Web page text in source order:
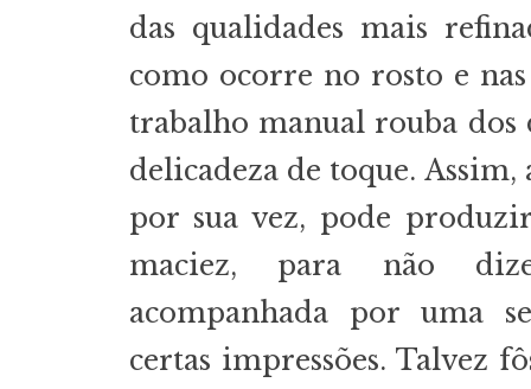
das qualidades mais
como ocorre no rosto e
trabalho manual rouba dos
delicadeza de toque. Assim,
por sua vez, pode
maciez, para não
acompanhada por uma
certas impressões. Talvez